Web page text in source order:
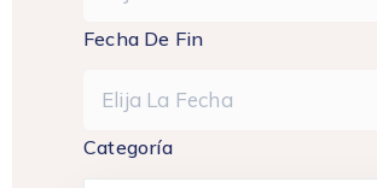
Fecha De Fin
Categoría